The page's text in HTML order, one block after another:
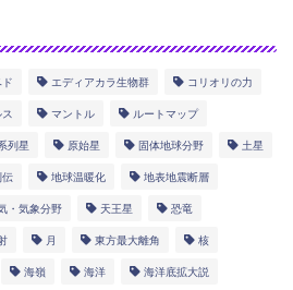
ド エディアカラ生物群 コリオリの力
マントル ルートマップ
列星 原始星 固体地球分野 土星
伝 地球温暖化 地表地震断層
・気象分野 天王星 恐竜
月 東方最大離角 核
海嶺 海洋 海洋底拡大説